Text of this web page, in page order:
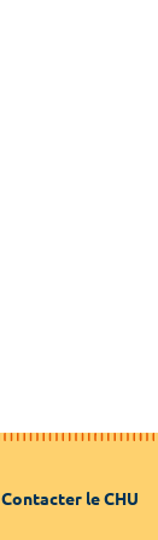
Contacter le CHU